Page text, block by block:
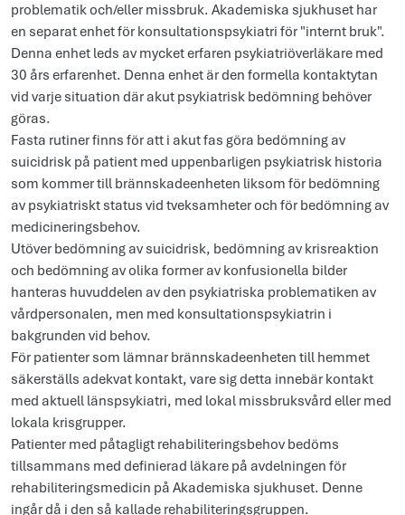
problematik och/eller missbruk. Akademiska sjukhuset har
en separat enhet för konsultationspsykiatri för "internt bruk".
Denna enhet leds av mycket erfaren psykiatriöverläkare med
30 års erfarenhet. Denna enhet är den formella kontaktytan
vid varje situation där akut psykiatrisk bedömning behöver
göras.
Fasta rutiner finns för att i akut fas göra bedömning av
suicidrisk på patient med uppenbarligen psykiatrisk historia
som kommer till brännskadeenheten liksom för bedömning
av psykiatriskt status vid tveksamheter och för bedömning av
medicineringsbehov.
Utöver bedömning av suicidrisk, bedömning av krisreaktion
och bedömning av olika former av konfusionella bilder
hanteras huvuddelen av den psykiatriska problematiken av
vårdpersonalen, men med konsultationspsykiatrin i
bakgrunden vid behov.
För patienter som lämnar brännskadeenheten till hemmet
säkerställs adekvat kontakt, vare sig detta innebär kontakt
med aktuell länspsykiatri, med lokal missbruksvård eller med
lokala krisgrupper.
Patienter med påtagligt rehabiliteringsbehov bedöms
tillsammans med definierad läkare på avdelningen för
rehabiliteringsmedicin på Akademiska sjukhuset. Denne
ingår då i den så kallade rehabiliteringsgruppen.